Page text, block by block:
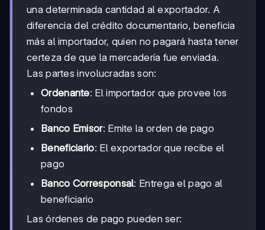
una determinada cantidad al exportador. A
diferencia del crédito documentario, beneficia
más al importador, quien no pagará hasta tener
certeza de que la mercadería fue enviada.
Las partes involucradas son:
Ordenante: El importador que provee los
fondos
Banco Emisor: Emite la orden de pago
Beneficiario: El exportador que recibe el
pago
Banco Corresponsal: Entrega el pago al
beneficiario
Las órdenes de pago pueden ser: